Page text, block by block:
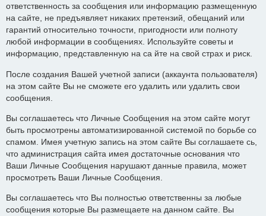
ответственность за сообщения или информацию размещенную
на сайте, не предъявляет никаких претензий, обещаний или
гарантий относительно точности, пригодности или полноту
любой информации в сообщениях. Используйте советы и
информацию, представленную на са йте на свой страх и риск.
После создания Вашей учетной записи (аккаунта пользователя)
на этом сайте Вы не сможете его удалить или удалить свои
сообщения.
Вы соглашаетесь что Личные Сообщения на этом сайте могут
быть просмотрены автоматизированной системой по борьбе со
спамом. Имея учетную запись на этом сайте Вы соглашаете сь,
что администрация сайта имея достаточные основания что
Ваши Личные Сообщения нарушают данные правила, может
просмотреть Ваши Личные Сообщения.
Вы соглашаетесь что Вы полностью ответственны за любые
сообщения которые Вы размещаете на данном сайте. Вы